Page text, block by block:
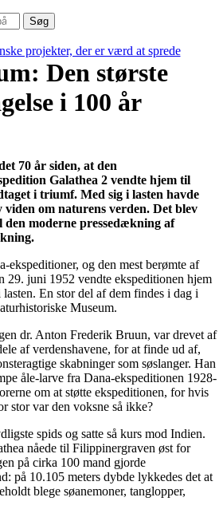
projekter, der er værd at sprede
Den største
i 100 år
70 år siden, at den
Galathea 2 vendte hjem til
i triumf. Med sig i lasten havde
viden om naturens verden. Det blev
moderne pressedækning af
ekspeditioner, og den mest berømte af
29. juni 1952 vendte ekspeditionen hjem
En stor del af dem findes i dag i
Museum.
dr. Anton Frederik Bruun, var drevet af
af verdenshavene, for at finde ud af,
skabninger som søslanger. Han
åle-larve fra Dana-ekspeditionen 1928-
om at støtte ekspeditionen, for hvis
stor var den voksne så ikke?
spids og satte så kurs mod Indien.
nåede til Filippinergraven øst for
på cirka 100 mand gjorde
på 10.105 meters dybde lykkedes det at
blege søanemoner, tanglopper,